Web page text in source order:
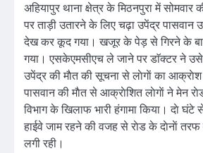
अहियापुर थाना क्षेत्र के मिठनपुरा में
पर ताड़ी उतारने के लिए चढ़ा उपेंद्र पासवान
देख कर कूद गया। खजूर के पेड़ से गिरने के
गया। एसकेएमसीएच ले जाने पर डाॅक्टर ने उसे
उपेंद्र की माैत की सूचना से लाेगाें का
पासवान की माैत से आक्राेशित लाेगाें ने मेन
विभाग के खिलाफ भारी हंगामा किया। दाे
हाईवे जाम रहने की वजह से राेड के दाेनाें तरफ
लगी रही।